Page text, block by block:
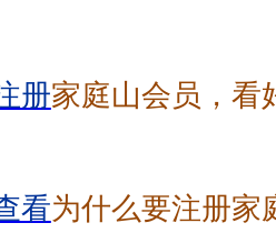
册家庭山会员，看
看为什么要注册家